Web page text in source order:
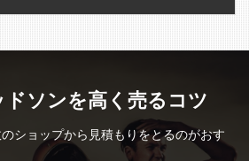
ソンを高く売るコツ
ショップから見積もりをとるのがおす